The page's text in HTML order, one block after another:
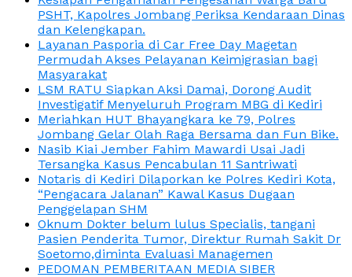
PSHT, Kapolres Jombang Periksa Kendaraan Dinas
dan Kelengkapan.
Layanan Pasporia di Car Free Day Magetan
Permudah Akses Pelayanan Keimigrasian bagi
Masyarakat
LSM RATU Siapkan Aksi Damai, Dorong Audit
Investigatif Menyeluruh Program MBG di Kediri
Meriahkan HUT Bhayangkara ke 79, Polres
Jombang Gelar Olah Raga Bersama dan Fun Bike.
Nasib Kiai Jember Fahim Mawardi Usai Jadi
Tersangka Kasus Pencabulan 11 Santriwati
Notaris di Kediri Dilaporkan ke Polres Kediri Kota,
“Pengacara Jalanan” Kawal Kasus Dugaan
Penggelapan SHM
Oknum Dokter belum lulus Specialis, tangani
Pasien Penderita Tumor, Direktur Rumah Sakit Dr
Soetomo,diminta Evaluasi Managemen
PEDOMAN PEMBERITAAN MEDIA SIBER